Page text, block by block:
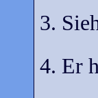
3.
4. Er